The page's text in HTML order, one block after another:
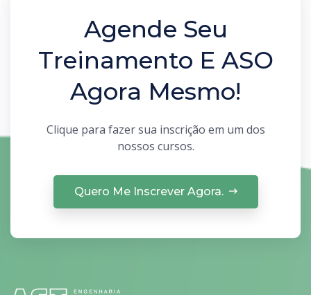
Agende Seu
Treinamento E ASO
Agora Mesmo!
Clique para fazer sua inscrição em um dos
nossos cursos.
Quero Me Inscrever Agora.